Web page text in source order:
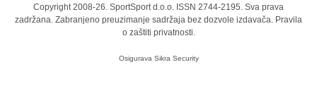
Copyright 2008-26. SportSport d.o.o. ISSN 2744-2195. Sva prava
zadržana. Zabranjeno preuzimanje sadržaja bez dozvole izdavača. Pravila
o zaštiti privatnosti.
Osigurava Sikra Security